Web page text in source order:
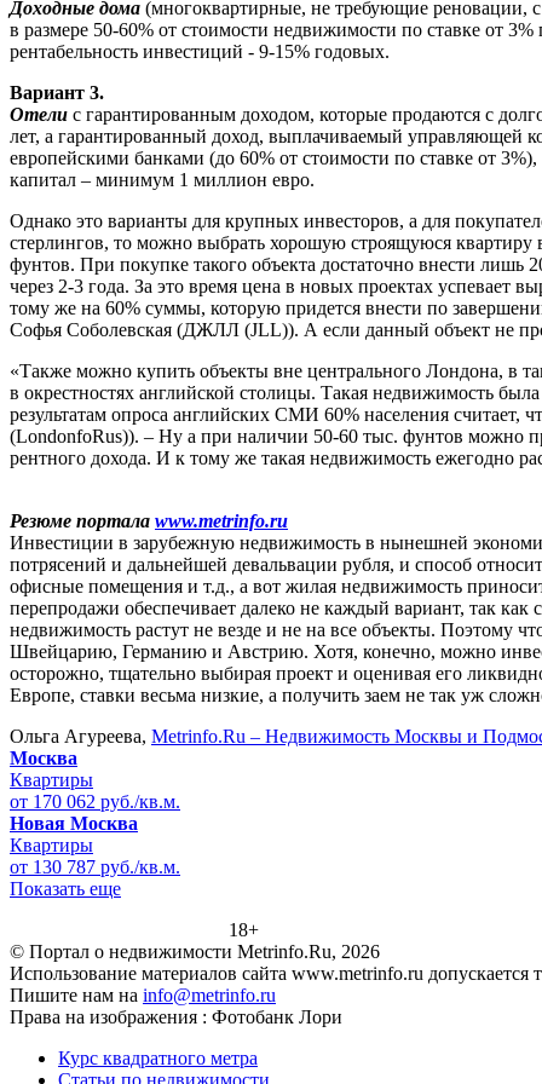
Доходные дома (многоквартирные, не требующие реновации,
в размере 50-60% от стоимости недвижимости по ставке от
рентабельность инвестиций - 9-15% годовых.
Вариант 3.
Отели с гарантированным доходом, которые продаются с
лет, а гарантированный доход, выплачиваемый управляющей
европейскими банками (до 60% от стоимости по ставке от
капитал – минимум 1 миллион евро.
Однако это варианты для крупных инвесторов, а для
стерлингов, то можно выбрать хорошую строящуюся квартиру
фунтов. При покупке такого объекта достаточно внести лишь
через 2-3 года. За это время цена в новых проектах успевает
тому же на 60% суммы, которую придется внести по
Софья Соболевская (ДЖЛЛ (JLL)). А если данный объект не
«Также можно купить объекты вне центрального Лондона, в
в окрестностях английской столицы. Такая недвижимость
результатам опроса английских СМИ 60% населения
(LondonfoRus)). – Ну а при наличии 50-60 тыс. фунтов можно
рентного дохода. И к тому же такая недвижимость ежегодно
Резюме портала www.metrinfo.ru
Инвестиции в зарубежную недвижимость в нынешней
потрясений и дальнейшей девальвации рубля, и способ
офисные помещения и т.д., а вот жилая недвижимость
перепродажи обеспечивает далеко не каждый вариант, так
недвижимость растут не везде и не на все объекты. Поэтому
Швейцарию, Германию и Австрию. Хотя, конечно, можно
осторожно, тщательно выбирая проект и оценивая его
Европе, ставки весьма низкие, а получить заем не так уж
Ольга Агуреева, Metrinfo.Ru – Недвижимость Москвы и
Москва
Квартиры
от 170 062 руб./кв.м.
Новая Москва
Квартиры
от 130 787 руб./кв.м.
Показать еще
18+
© Портал о недвижимости Metrinfo.Ru, 2026
Использование материалов сайта www.metrinfo.ru допускается
Пишите нам на info@metrinfo.ru
Права на изображения : Фотобанк Лори
Курс квадратного метра
Статьи по недвижимости